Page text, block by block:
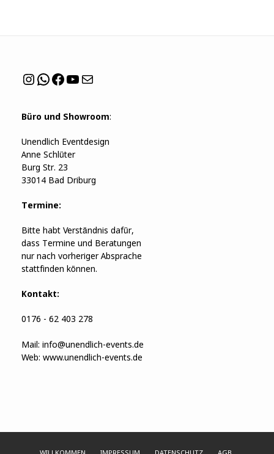
Instagram
WhatsApp
Facebook
YouTube
Mail
Büro und Showroom:
Unendlich Eventdesign
Anne Schlüter
Burg Str. 23
33014 Bad Driburg
Termine:
Bitte habt Verständnis dafür,
dass Termine und Beratungen
nur nach vorheriger Absprache
stattfinden können.
Kontakt:
0176 - 62 403 278
Mail: info@unendlich-events.de
Web: www.unendlich-events.de